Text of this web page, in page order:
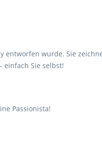
entworfen wurde. Sie
einfach Sie selbst!
Passionista!